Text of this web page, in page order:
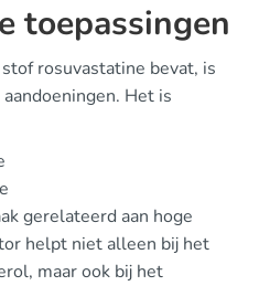
toepassingen
rosuvastatine bevat, is
Het is
gerelateerd aan hoge
helpt niet alleen bij het
maar ook bij het